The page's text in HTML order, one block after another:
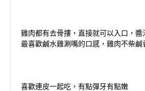
雞肉都有去骨摟，直接就可以入口，醬
最喜歡鹹水雞涮嘴的口感 ，雞肉不柴鹹
喜歡連皮一起吃，有點彈牙有點嫩